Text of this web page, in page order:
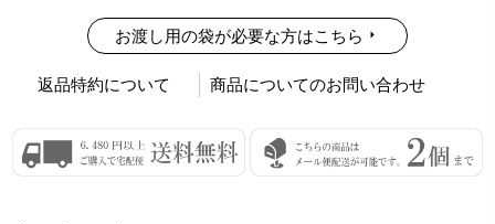
お渡し用の袋が必要な方はこちら
返品特約について 商品についてのお問い合わせ